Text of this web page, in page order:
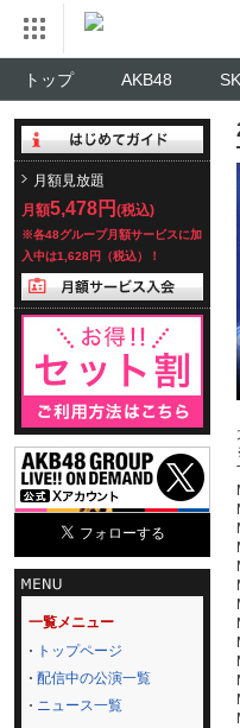
トップ AKB48
月額見放題
月額5,478円 (税込)
※各48グループ月額サービスに加
入中は1,628円（税込）！
一覧メニュー
トップページ
配信中の公演一覧
ニュース一覧